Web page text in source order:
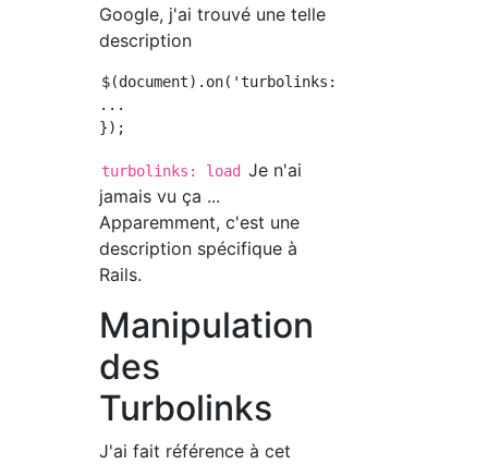
Google, j'ai trouvé une telle
description
$(document).on('turbolinks:load', function
...
turbolinks: load Je n'ai
jamais vu ça ...
Apparemment, c'est une
description spécifique à
Rails.
Manipulation
des
Turbolinks
J'ai fait référence à cet